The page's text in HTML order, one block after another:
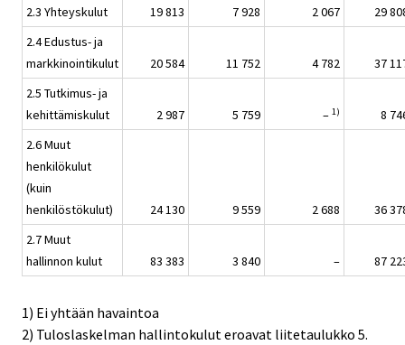
2.3 Yhteyskulut
19 813 7 928 2 067
29
2.4 Edustus- ja
markkinointikulut
20 584 11 752 4 782
37
2.5 Tutkimus- ja
kehittämiskulut
2 987 5 759 – 1)
8
2.6 Muut
henkilökulut
(kuin
henkilöstökulut)
24 130 9 559 2 688
36
2.7 Muut
hallinnon kulut
83 383 3 840 – 87
1) Ei yhtään havaintoa
2) Tuloslaskelman hallintokulut eroavat liitetaulukko 5.